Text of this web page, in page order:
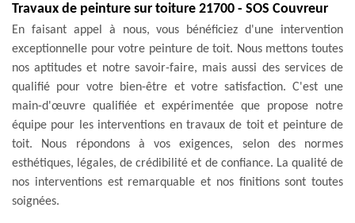
Travaux de peinture sur toiture 21700 - SOS Couvreur
En faisant appel à nous, vous bénéficiez d'une intervention
exceptionnelle pour votre peinture de toit. Nous mettons toutes
nos aptitudes et notre savoir-faire, mais aussi des services de
qualifié pour votre bien-être et votre satisfaction. C'est une
main-d'œuvre qualifiée et expérimentée que propose notre
équipe pour les interventions en travaux de toit et peinture de
toit. Nous répondons à vos exigences, selon des normes
esthétiques, légales, de crédibilité et de confiance. La qualité de
nos interventions est remarquable et nos finitions sont toutes
soignées.